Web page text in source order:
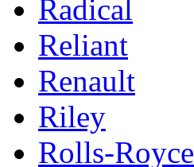
Radical
Reliant
Renault
Riley
Rolls-Royce